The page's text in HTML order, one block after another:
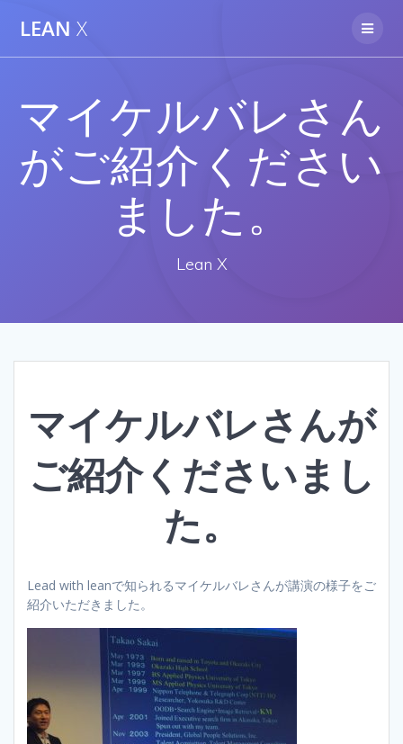
LEAN X
マイケルバレさん
がご紹介ください
ました。
Lean X
マイケルバレさんが
ご紹介くださいまし
た。
Lead with leanで知られるマイケルバレさんが講演の様子をご
紹介いただきました。